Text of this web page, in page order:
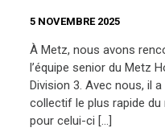
5 NOVEMBRE 2025
À Metz, nous avons
l’équipe senior du Metz
Division 3. Avec nous, il
collectif le plus rapide
pour celui-ci […]